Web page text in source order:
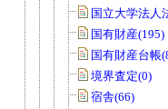
国立大学法人
国有財産(195)
国有財産台帳
境界査定(0)
宿舎(66)